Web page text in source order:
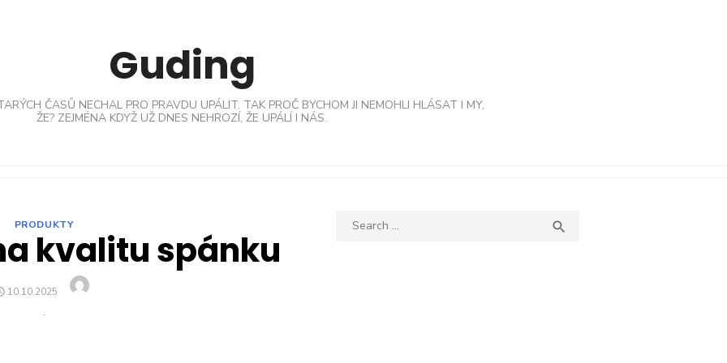
Guding
ČASŮ NECHAL PRO PRAVDU UPÁLIT. TAK PROČ BYCHOM JI NEMOHLI HLÁSAT I MY,
ŽE? ZEJMÉNA KDYŽ UŽ DNES NEHROZÍ, ŽE UPÁLÍ I NÁS.
PRODUKTY
kvalitu spánku
POSTED
10.10.2025
Search
